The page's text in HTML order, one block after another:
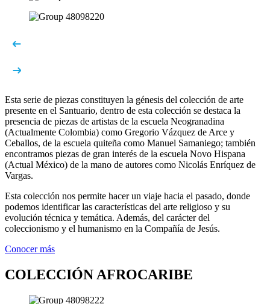
Esta serie de piezas constituyen la génesis del colección de arte
presente en el Santuario, dentro de esta colección se destaca la
presencia de piezas de artistas de la escuela Neogranadina
(Actualmente Colombia) como Gregorio Vázquez de Arce y
Ceballos, de la escuela quiteña como Manuel Samaniego; también
encontramos piezas de gran interés de la escuela Novo Hispana
(Actual México) de la mano de autores como Nicolás Enríquez de
Vargas.
Esta colección nos permite hacer un viaje hacia el pasado, donde
podemos identificar las características del arte religioso y su
evolución técnica y temática. Además, del carácter del
coleccionismo y el humanismo en la Compañía de Jesús.
Conocer más
COLECCIÓN AFROCARIBE